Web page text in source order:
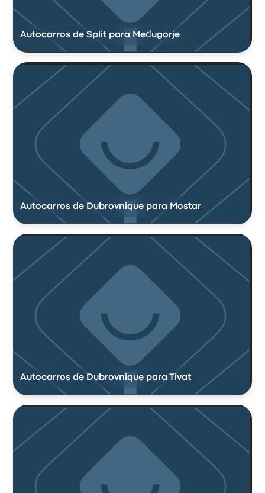
Autocarros de Split para Međugorje
Autocarros de Dubrovnique para Mostar
Autocarros de Dubrovnique para Tivat